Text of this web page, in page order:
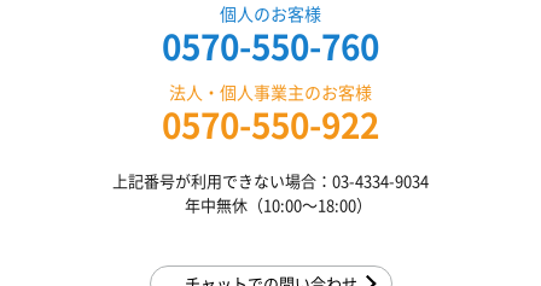
個人のお客様
0570-550-760
法人・個人事業主のお客様
0570-550-922
上記番号が利用できない場合：03-4334-9034
年中無休（10:00〜18:00）